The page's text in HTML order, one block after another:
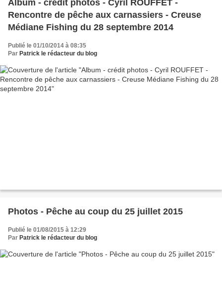
Album - crédit photos - Cyril ROUFFET -
Rencontre de pêche aux carnassiers - Creuse
Médiane Fishing du 28 septembre 2014
Publié le 01/10/2014 à 08:35
Par Patrick le rédacteur du blog
Photos - Pêche au coup du 25 juillet 2015
Publié le 01/08/2015 à 12:29
Par Patrick le rédacteur du blog